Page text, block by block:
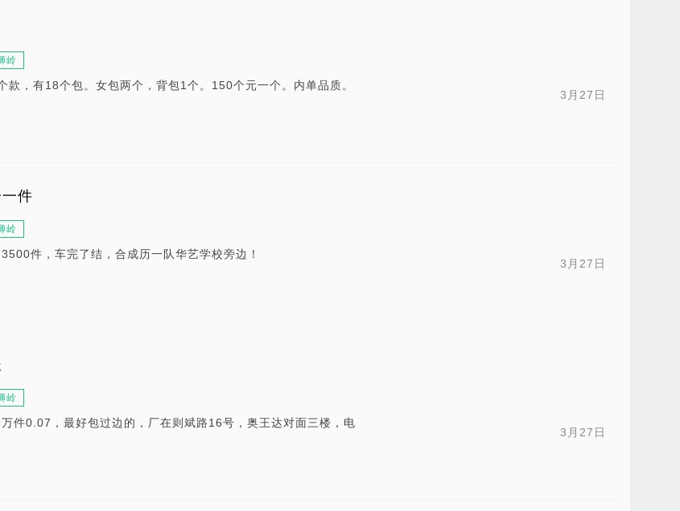
3月27日
岭
款，有18个包。女包两个，背包1个。150个元一个。内单品质。
3月27日
件
岭
件，车完了结，合成历一队华艺学校旁边！
3月27日
岭
件0.07，最好包过边的，厂在则斌路16号，奥王达对面三楼，电